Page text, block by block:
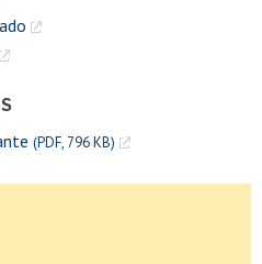
(PDF, 796 KB)